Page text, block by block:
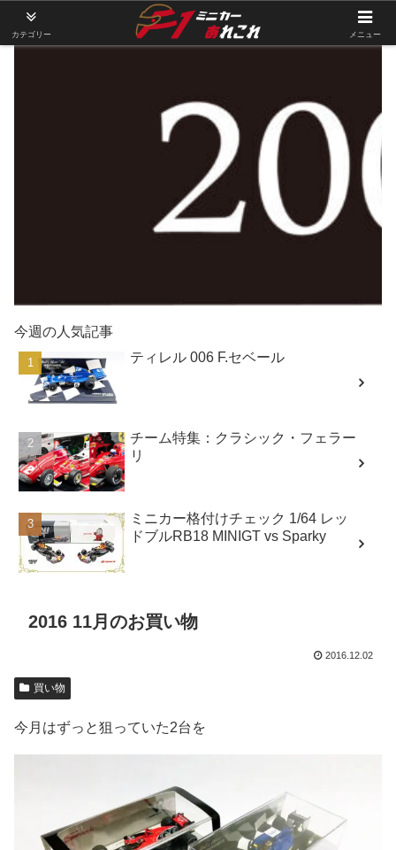
今週の人気記事
ティレル 006 F.セベール
チーム特集：クラシック・フェラー
リ
ミニカー格付けチェック 1/64 レッ
ドブルRB18 MINIGT vs Sparky
2016 11月のお買い物
2016.12.02
買い物
今月はずっと狙っていた2台を
カテゴリー メニュー